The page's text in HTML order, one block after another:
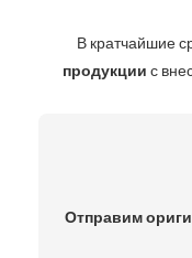
В кратчайшие
продукциис
Отправим